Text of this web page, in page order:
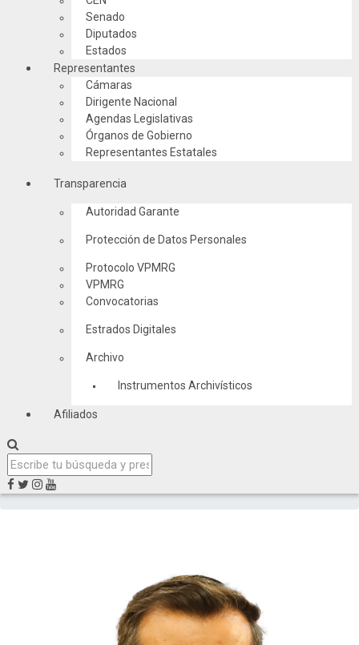
Senado
Diputados
Estados
Representantes
Cámaras
Dirigente Nacional
Agendas Legislativas
Órganos de Gobierno
Representantes Estatales
Transparencia
Autoridad Garante
Protección de Datos Personales
Protocolo VPMRG
VPMRG
Convocatorias
Estrados Digitales
Archivo
Instrumentos Archivísticos
Afiliados